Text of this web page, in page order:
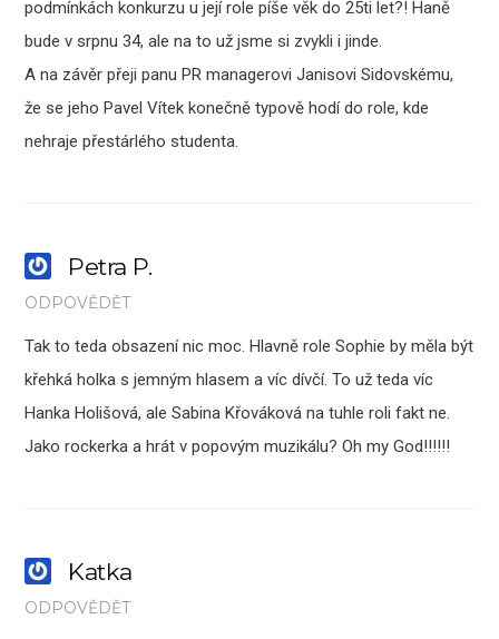
podmínkách konkurzu u její role píše věk do 25ti let?! Haně
bude v srpnu 34, ale na to už jsme si zvykli i jinde.
A na závěr přeji panu PR managerovi Janisovi Sidovskému,
že se jeho Pavel Vítek konečně typově hodí do role, kde
nehraje přestárlého studenta.
Petra P.
ODPOVĚDĚT
Tak to teda obsazení nic moc. Hlavně role Sophie by měla být
křehká holka s jemným hlasem a víc dívčí. To už teda víc
Hanka Holišová, ale Sabina Křováková na tuhle roli fakt ne.
Jako rockerka a hrát v popovým muzikálu? Oh my God!!!!!!
Katka
ODPOVĚDĚT